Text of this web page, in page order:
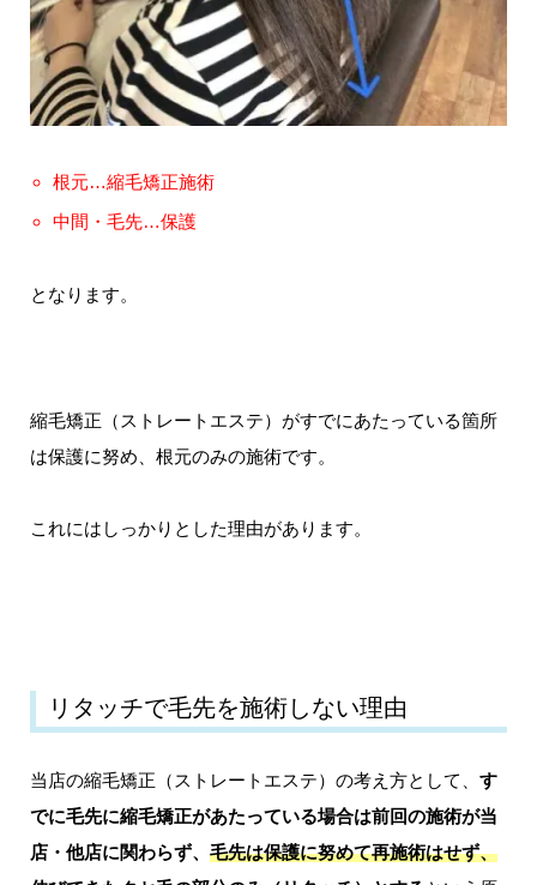
根元…縮毛矯正施術
中間・毛先…保護
となります。
縮毛矯正（ストレートエステ）がすでにあたっている箇所
は保護に努め、根元のみの施術です。
これにはしっかりとした理由があります。
リタッチで毛先を施術しない理由
当店の縮毛矯正（ストレートエステ）の考え方として、 す
でに毛先に縮毛矯正があたっている場合は前回の施術が当
店・他店に関わらず、 毛先は保護に努めて再施術はせず、